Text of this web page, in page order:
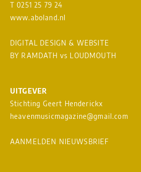
T 0251 25 79 24
www.aboland.nl
DIGITAL DESIGN & WEBSITE
BY RAMDATH vs LOUDMOUTH
UITGEVER
Stichting Geert Henderickx
heavenmusicmagazine@gmail.com
AANMELDEN NIEUWSBRIEF